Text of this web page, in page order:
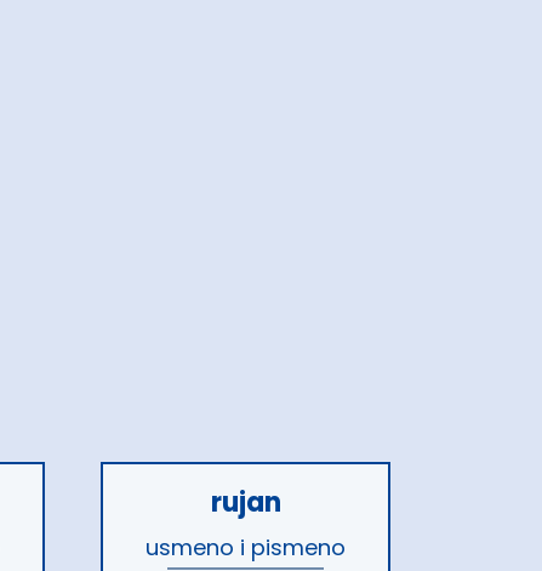
rujan
usmeno i pismeno